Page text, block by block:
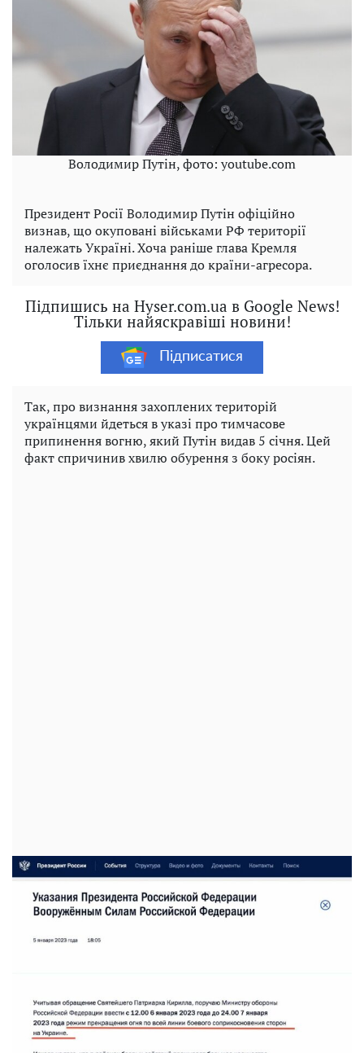
Володимир Путін, фото: youtube.com
Президент Росії Володимир Путін офіційно
визнав, що окуповані військами РФ території
належать Україні. Хоча раніше глава Кремля
оголосив їхнє приєднання до країни-агресора.
Підпишись на Hyser.com.ua в Google News!
Тільки найяскравіші новини!
Підписатися
Так, про визнання захоплених територій
українцями йдеться в указі про тимчасове
припинення вогню, який Путін видав 5 січня. Цей
факт спричинив хвилю обурення з боку росіян.